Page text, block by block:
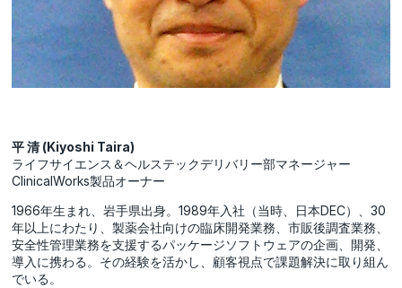
平 清 (Kiyoshi Taira)
ライフサイエンス＆ヘルステックデリバリー部マネージャー
ClinicalWorks製品オーナー
1966年生まれ、岩手県出身。1989年入社（当時、日本DEC）、30
年以上にわたり、製薬会社向けの臨床開発業務、市販後調査業務、
安全性管理業務を支援するパッケージソフトウェアの企画、開発、
導入に携わる。その経験を活かし、顧客視点で課題解決に取り組ん
でいる。